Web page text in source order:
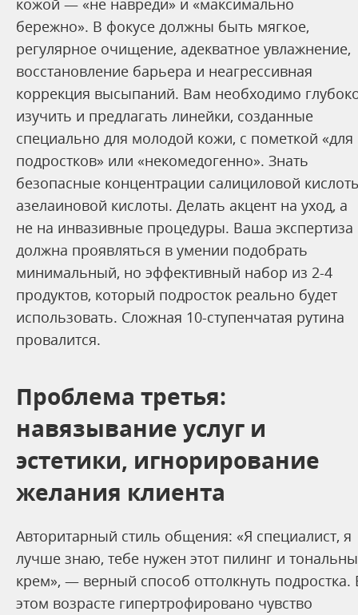
кожой — «не навреди» и «максимально
бережно». В фокусе должны быть мягкое,
регулярное очищение, адекватное увлажнение,
восстановление барьера и неагрессивная
коррекция высыпаний. Вам необходимо
изучить и предлагать линейки, созданные
специально для молодой кожи, с пометкой «для
подростков» или «некомедогенно». Знать
безопасные концентрации салициловой
азелаиновой кислоты. Делать акцент на уход, а
не на инвазивные процедуры. Ваша экспертиза
должна проявляться в умении подобрать
минимальный, но эффективный набор из 2-4
продуктов, который подросток реально будет
использовать. Сложная 10-ступенчатая рутина
провалится.
Проблема третья:
навязывание услуг и
эстетики, игнорирование
желания клиента
Авторитарный стиль общения: «Я специалист, я
лучше знаю, тебе нужен этот пилинг и
крем», — верный способ оттолкнуть подростка.
этом возрасте гипертрофировано чувство